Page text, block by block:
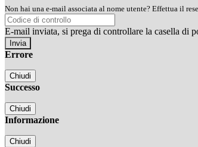
Non hai una e-mail associata al nome utente? Effettua il
E-mail inviata, si prega di controllare la casella di
Errore
Chiudi
Successo
Chiudi
Informazione
Chiudi